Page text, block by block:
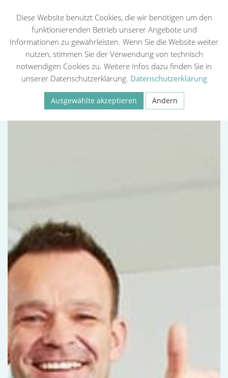
Zurück
Diese Website benutzt Cookies, die wir benötigen um den
funktionierenden Betrieb unserer Angebote und
Informationen zu gewährleisten. Wenn Sie die Website weiter
nutzen, stimmen Sie der Verwendung von technisch
notwendigen Cookies zu. Weitere Infos dazu finden Sie in
unserer Datenschutzerklärung. Datenschutzerklärung
Ausgewählte akzeptieren Ändern